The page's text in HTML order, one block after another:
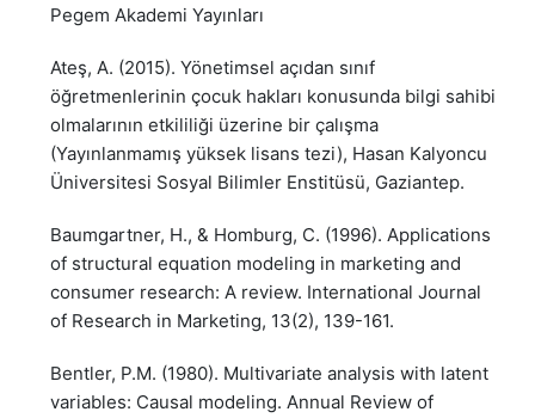
Pegem Akademi Yayınları
Ateş, A. (2015). Yönetimsel açıdan sınıf
öğretmenlerinin çocuk hakları konusunda bilgi sahibi
olmalarının etkililiği üzerine bir çalışma
(Yayınlanmamış yüksek lisans tezi), Hasan Kalyoncu
Üniversitesi Sosyal Bilimler Enstitüsü, Gaziantep.
Baumgartner, H., & Homburg, C. (1996). Applications
of structural equation modeling in marketing and
consumer research: A review. International Journal
of Research in Marketing, 13(2), 139-161.
Bentler, P.M. (1980). Multivariate analysis with latent
variables: Causal modeling. Annual Review of